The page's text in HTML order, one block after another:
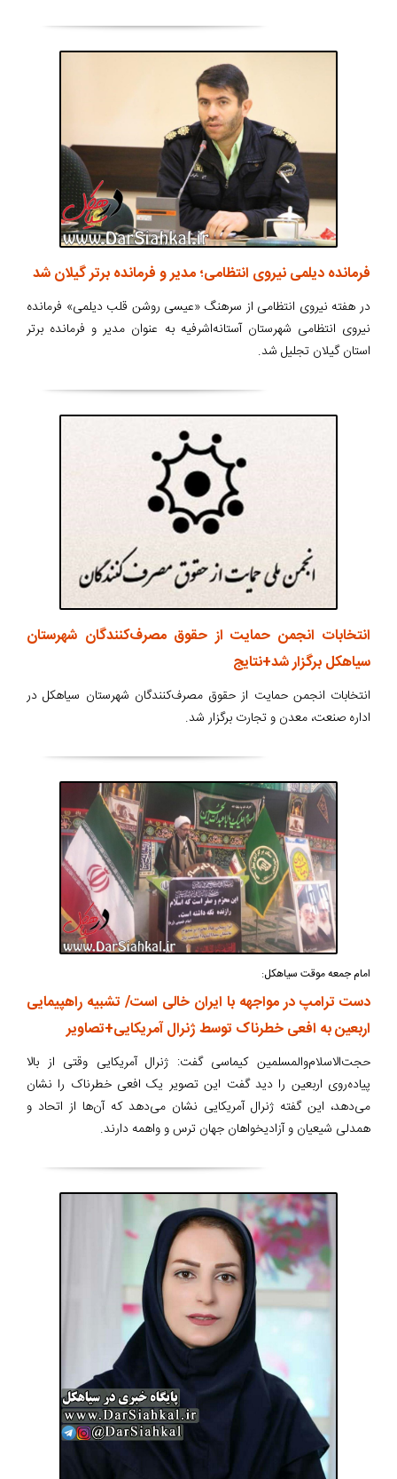
فرمانده دیلمی نیروی انتظامی؛ مدیر و فرمانده برتر گیلان شد
در هفته نیروی انتظامی از سرهنگ «عیسی روشن قلب دیلمی» فرمانده
نیروی انتظامی شهرستان آستانه‌اشرفیه به عنوان مدیر و فرمانده برتر
استان گیلان تجلیل شد.
انتخابات انجمن حمایت از حقوق مصرف‌کنندگان شهرستان
سیاهکل برگزار شد+نتایج
انتخابات انجمن حمایت از حقوق مصرف‌کنندگان شهرستان سیاهکل در
اداره صنعت، معدن و تجارت برگزار شد.
امام جمعه موقت سیاهکل:
دست ترامپ در مواجهه با ایران خالی است/ تشبیه راهپیمایی
اربعین به افعی خطرناک توسط ژنرال آمریکایی+تصاویر
حجت‌الاسلام‌والمسلمین کیماسی گفت: ژنرال آمریکایی وقتی از بالا
پیاده‌روی اربعین را دید گفت این تصویر یک افعی خطرناک را نشان
می‌دهد، این گفته ژنرال آمریکایی نشان می‌دهد که آن‌ها از اتحاد و
همدلی شیعیان و آزادیخواهان جهان ترس و واهمه دارند.